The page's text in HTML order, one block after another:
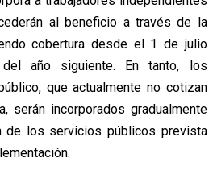
al beneficio a través de la
cobertura desde el 1 de julio
año siguiente. En tanto, los
que actualmente no cotizan
serán incorporados gradualmente
de los servicios públicos prevista